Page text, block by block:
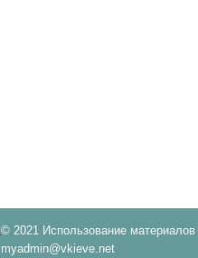
© 2021 Использование материалов
myadmin@vkieve.net